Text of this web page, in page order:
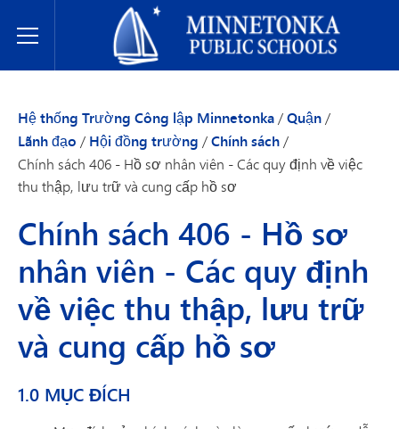
Toggle Menu
Hệ thống Trường Công lập Minnetonka
Hệ thống Trường Công lập Minnetonka/Quận/
Lãnh đạo / Hội đồng trường /Chính sách/
Chính sách 406 - Hồ sơ nhân viên - Các quy định về việc
thu thập, lưu trữ và cung cấp hồ sơ
Chính sách 406 - Hồ sơ
nhân viên - Các quy định
về việc thu thập, lưu trữ
và cung cấp hồ sơ
1.0 MỤC ĐÍCH